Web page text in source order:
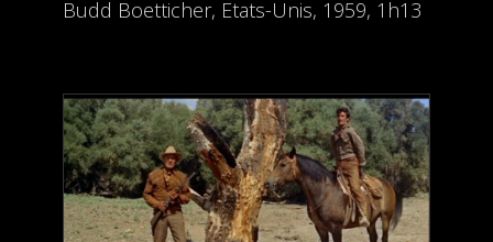
Budd Boetticher, Etats-Unis, 1959, 1h13